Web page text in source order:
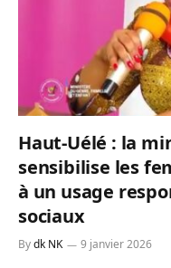
Haut-Uélé : la
sensibilise les
à un usage
sociaux
Bydk NK 9 janvier 2026